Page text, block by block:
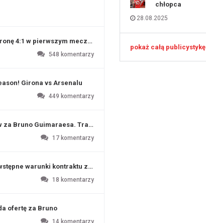
4:1 w pierwszym meczu przygotowawczym
548 komentarzy
Girona vs Arsenalu
449 komentarzy
za Bruno Guimaraesa. Transfer na ostatniej prostej
17 komentarzy
warunki kontraktu z Viniciusem Juniorem?
18 komentarzy
ofertę za Bruno
14 komentarzy
chłopca
28.08.2025
pokaż całą publicystykę